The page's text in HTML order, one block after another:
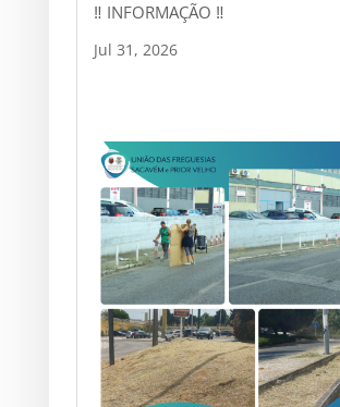
‼ INFORMAÇÃO ‼
Jul 31, 2026